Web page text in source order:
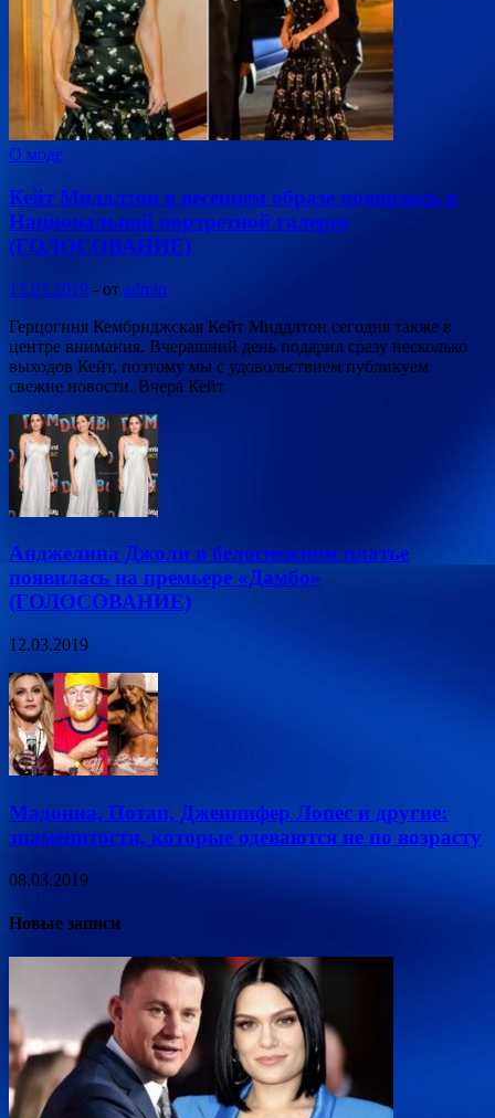
О моде
Кейт Миддлтон в весеннем образе появилась в
Национальной портретной галерее
(ГОЛОСОВАНИЕ)
13.03.2019 - от admin
Герцогиня Кембриджская Кейт Миддлтон сегодня также в
центре внимания. Вчерашний день подарил сразу несколько
выходов Кейт, поэтому мы с удовольствием публикуем
свежие новости. Вчера Кейт
Анджелина Джоли в белоснежном платье
появилась на премьере «Дамбо»
(ГОЛОСОВАНИЕ)
12.03.2019
Мадонна, Потап, Дженнифер Лопес и другие:
знаменитости, которые одеваются не по возрасту
08.03.2019
Новые записи